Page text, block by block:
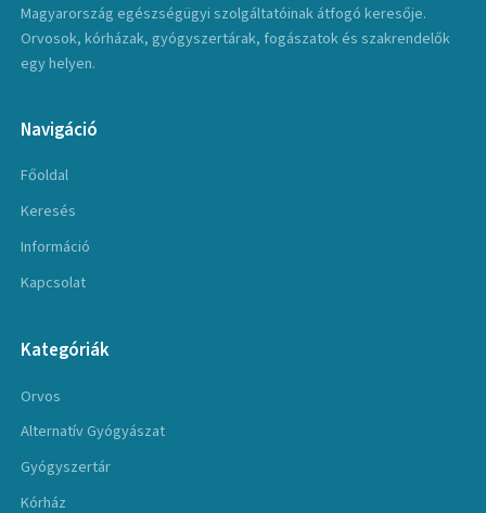
Magyarország egészségügyi szolgáltatóinak átfogó keresője.
Orvosok, kórházak, gyógyszertárak, fogászatok és szakrendelők
egy helyen.
Navigáció
Főoldal
Keresés
Információ
Kapcsolat
Kategóriák
Orvos
Alternatív Gyógyászat
Gyógyszertár
Kórház